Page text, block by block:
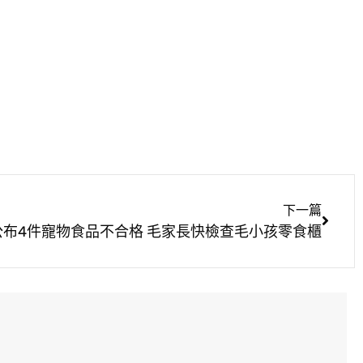
下一篇
4件寵物食品不合格 毛家長快檢查毛小孩零食櫃